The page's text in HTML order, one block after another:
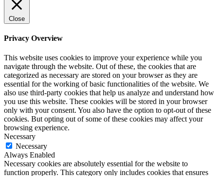
Close
Privacy Overview
This website uses cookies to improve your experience while you
navigate through the website. Out of these, the cookies that are
categorized as necessary are stored on your browser as they are
essential for the working of basic functionalities of the website. We
also use third-party cookies that help us analyze and understand how
you use this website. These cookies will be stored in your browser
only with your consent. You also have the option to opt-out of these
cookies. But opting out of some of these cookies may affect your
browsing experience.
Necessary
Necessary
Always Enabled
Necessary cookies are absolutely essential for the website to
function properly. This category only includes cookies that ensures